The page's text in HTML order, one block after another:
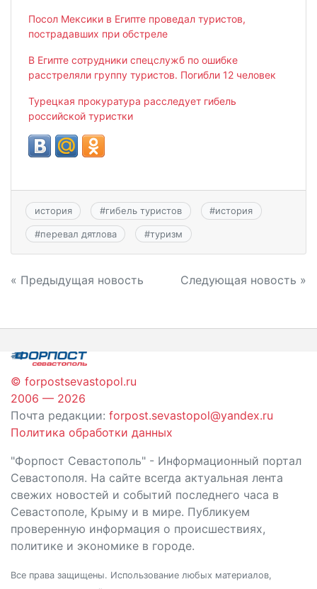
Посол Мексики в Египте проведал туристов,
пострадавших при обстреле
В Египте сотрудники спецслужб по ошибке
расстреляли группу туристов. Погибли 12 человек
Турецкая прокуратура расследует гибель
российской туристки
история #гибель туристов #история
#перевал дятлова #туризм
Навигация
записям
« Предыдущая новость Следующая новость »
© forpostsevastopol.ru
2006 — 2026
Почта редакции: forpost.sevastopol@yandex.ru
Политика обработки данных
"Форпост Севастополь" - Информационный портал
Севастополя. На сайте всегда актуальная лента
свежих новостей и событий последнего часа в
Севастополе, Крыму и в мире. Публикуем
проверенную информация о происшествиях,
политике и экономике в городе.
Все права защищены. Использование любых материалов,